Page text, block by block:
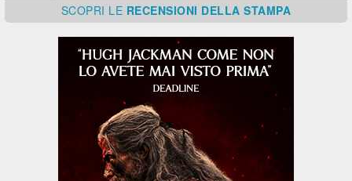
SCOPRI LE RECENSIONI DELLA STAMPA